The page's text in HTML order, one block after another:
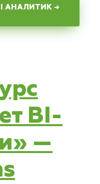
АНАЛИТИК →
BI-
—